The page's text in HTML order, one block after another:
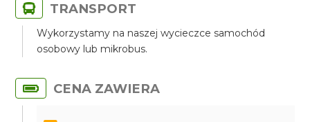
TRANSPORT
Wykorzystamy na naszej wycieczce samochód
osobowy lub mikrobus.
CENA ZAWIERA